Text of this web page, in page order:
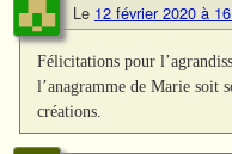
Le 12 février 2020 à
Félicitations pour
l’anagramme de Marie soit
créations.